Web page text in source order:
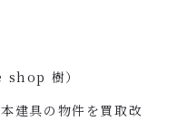
shop 樹）
建具の物件を買取改